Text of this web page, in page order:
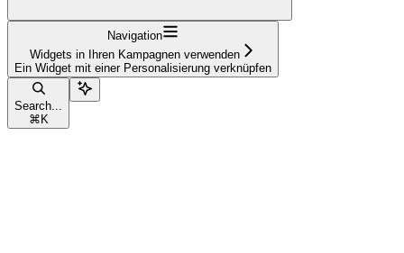
Navigation
Widgets in Ihren Kampagnen verwenden
Ein Widget mit einer Personalisierung verknüpfen
Search...
⌘ K